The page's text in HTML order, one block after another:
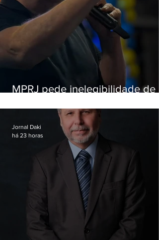
MPRJ pede inelegibilidade de
Jornal Daki
há 23 horas